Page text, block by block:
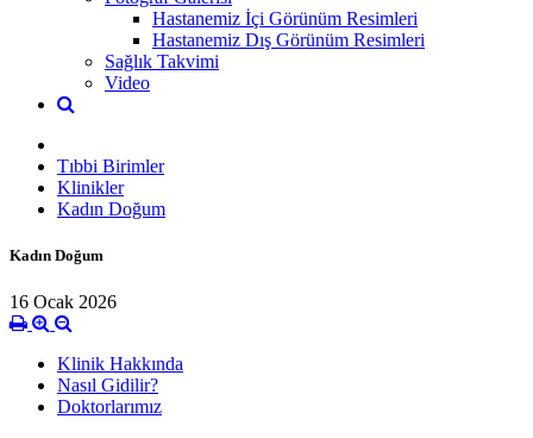
Hastanemiz İçi Görünüm Resimleri
Hastanemiz Dış Görünüm Resimleri
Sağlık Takvimi
Video
Tıbbi Birimler
Klinikler
Kadın Doğum
Kadın Doğum
16 Ocak 2026
Klinik Hakkında
Nasıl Gidilir?
Doktorlarımız